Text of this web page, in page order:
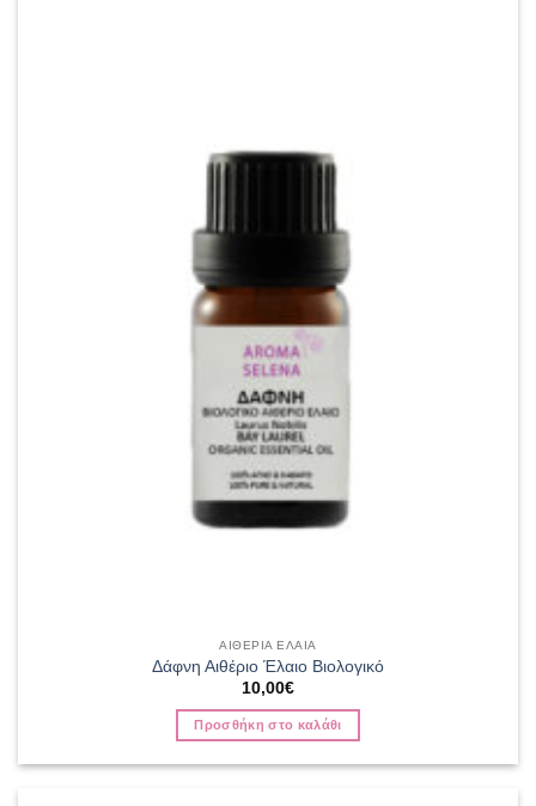
ΑΙΘΕΡΙΑ ΕΛΑΙΑ
Δάφνη Αιθέριο Έλαιο Βιολογικό
10,00€
Προσθήκη στο καλάθι